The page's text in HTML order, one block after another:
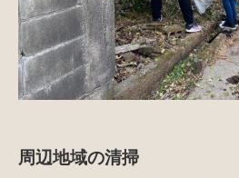
周辺地域の清掃